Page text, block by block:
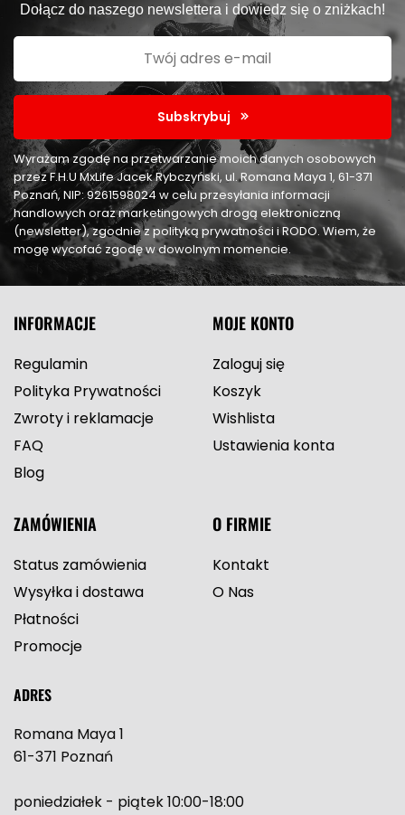
Dołącz do naszego newslettera i dowiedz się o zniżkach!
Subskrybuj
Wyrażam zgodę na przetwarzanie moich danych osobowych
przez F.H.U MxLife Jacek Rybczyński, ul. Romana Maya 1, 61-371
Poznań, NIP: 9261598024 w celu przesyłania informacji
handlowych oraz marketingowych drogą elektroniczną
(newsletter), zgodnie z polityką prywatności i RODO. Wiem, że
mogę wycofać zgodę w dowolnym momencie.
INFORMACJE
Regulamin
Polityka Prywatności
Zwroty i reklamacje
FAQ
Blog
MOJE KONTO
Zaloguj się
Koszyk
Wishlista
Ustawienia konta
ZAMÓWIENIA
Status zamówienia
Wysyłka i dostawa
Płatności
Promocje
O FIRMIE
Kontakt
O Nas
ADRES
Romana Maya 1
61-371 Poznań
poniedziałek - piątek 10:00-18:00